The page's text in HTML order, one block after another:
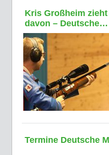
Kris Großheim
davon – Deutsche…
Termine Deutsche